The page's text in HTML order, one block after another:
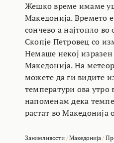
Жешко време имаме
Македонија. Времето
сончево а најтопло
Скопје Петровец со
Немаше некој изразен
Македонија. На
можете да ги видите
температури ова утро
напоменам дека
растат во Македонија
Занимливости/Македонија/